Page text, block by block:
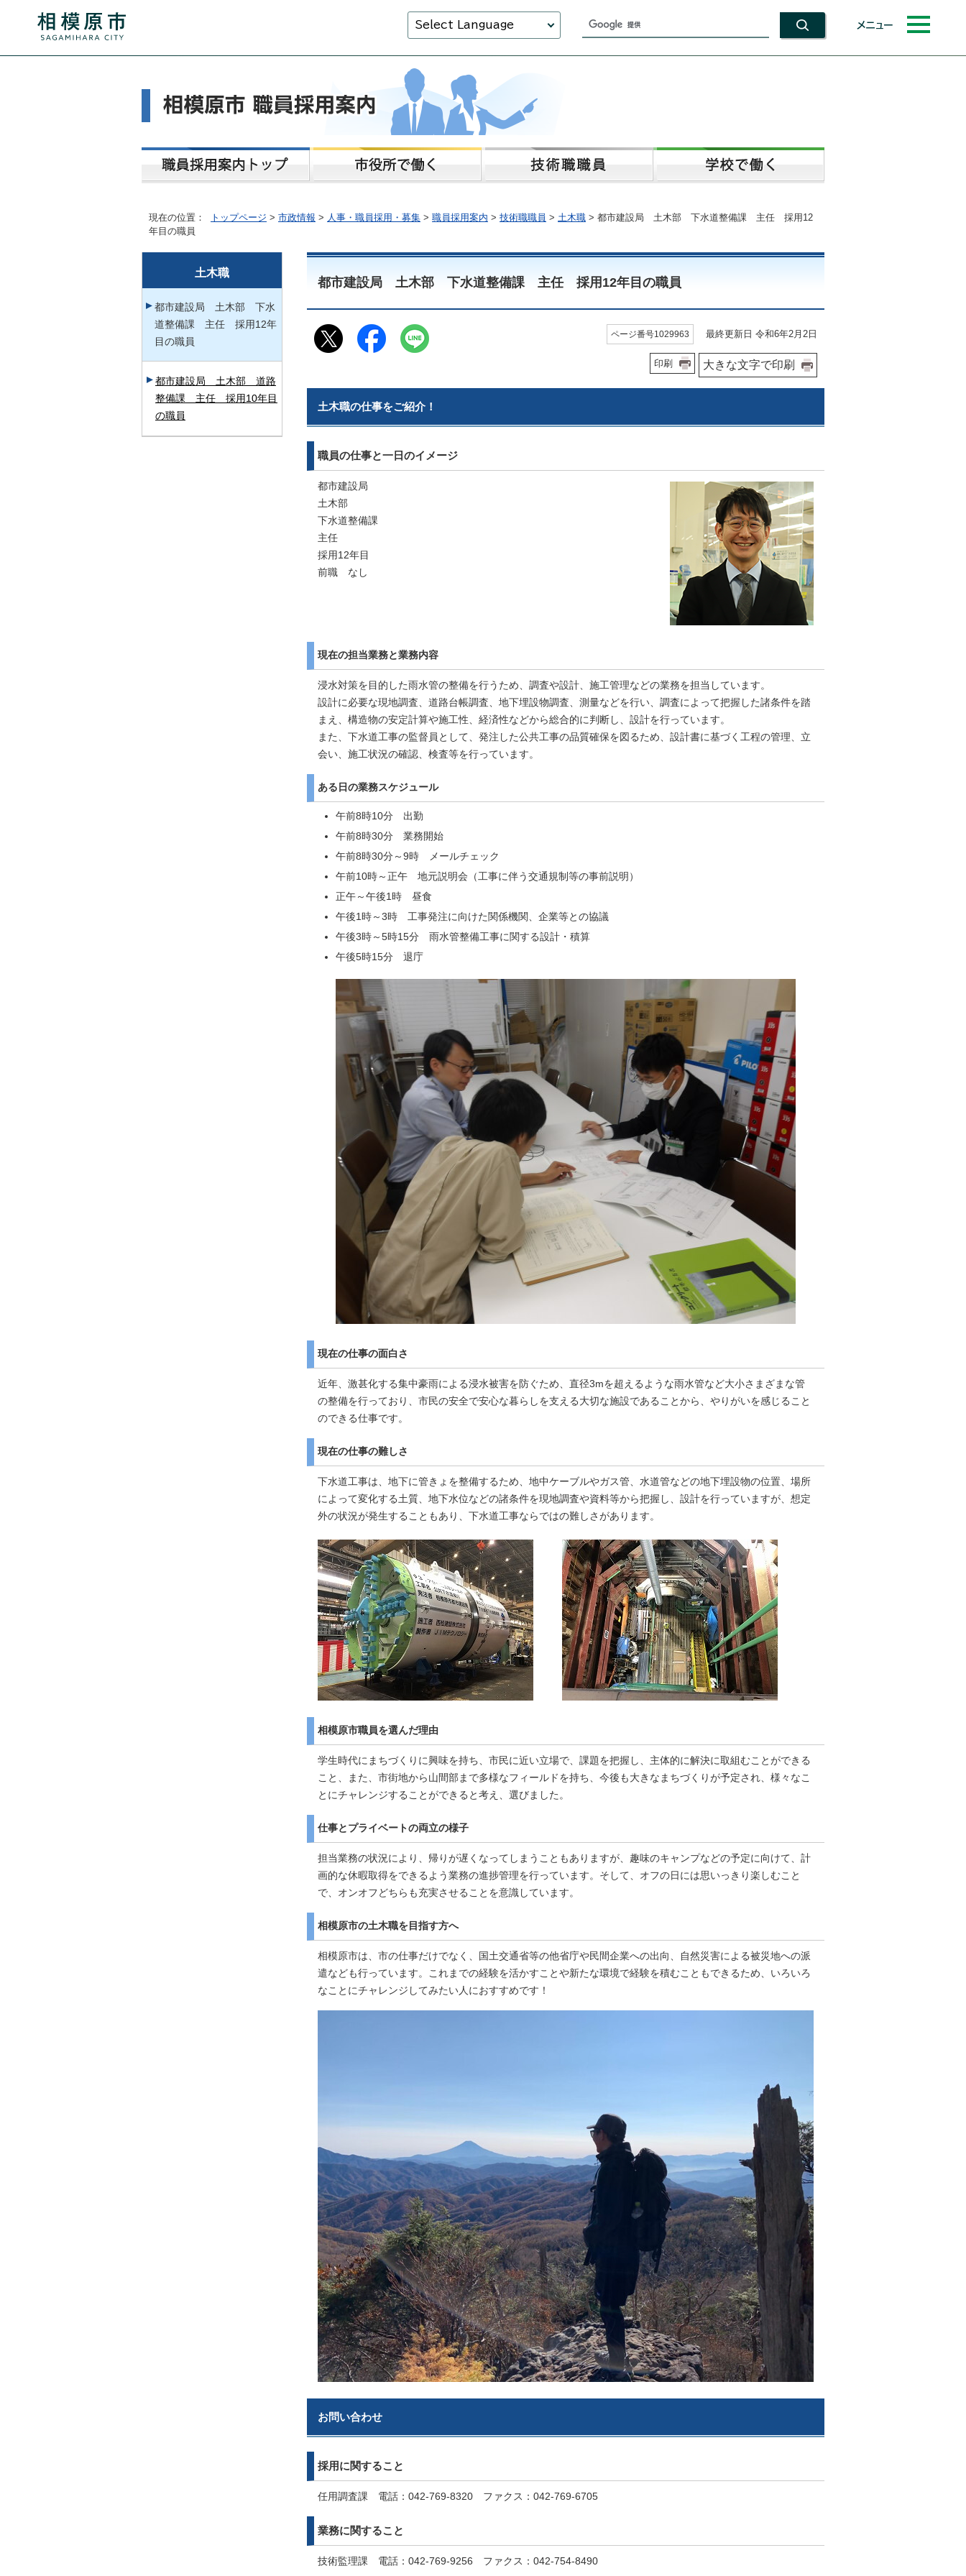
Select Language メニュー
現在の位置： トップページ > 市政情報 > 人事・職員採用・募集 > 職員採用案内 > 技術職職員 > 土木職 > 都市建設局 土木部 下水道整備課 主任 採用12
年目の職員
都市建設局 土木部 下水道整備課 主任 採用12年目の職員
ページ番号1029963 最終更新日 令和6年2月2日
印刷 大きな文字で印刷
土木職の仕事をご紹介！
職員の仕事と一日のイメージ
都市建設局
土木部
下水道整備課
主任
採用12年目
前職 なし
現在の担当業務と業務内容
浸水対策を目的した雨水管の整備を行うため、調査や設計、施工管理などの業務を担当しています。
設計に必要な現地調査、道路台帳調査、地下埋設物調査、測量などを行い、調査によって把握した諸条件を踏
まえ、構造物の安定計算や施工性、経済性などから総合的に判断し、設計を行っています。
また、下水道工事の監督員として、発注した公共工事の品質確保を図るため、設計書に基づく工程の管理、立
会い、施工状況の確認、検査等を行っています。
ある日の業務スケジュール
午前8時10分 出勤
午前8時30分 業務開始
午前8時30分～9時 メールチェック
午前10時～正午 地元説明会（工事に伴う交通規制等の事前説明）
正午～午後1時 昼食
午後1時～3時 工事発注に向けた関係機関、企業等との協議
午後3時～5時15分 雨水管整備工事に関する設計・積算
午後5時15分 退庁
現在の仕事の面白さ
近年、激甚化する集中豪雨による浸水被害を防ぐため、直径3mを超えるような雨水管など大小さまざまな管
の整備を行っており、市民の安全で安心な暮らしを支える大切な施設であることから、やりがいを感じること
のできる仕事です。
現在の仕事の難しさ
下水道工事は、地下に管きょを整備するため、地中ケーブルやガス管、水道管などの地下埋設物の位置、場所
によって変化する土質、地下水位などの諸条件を現地調査や資料等から把握し、設計を行っていますが、想定
外の状況が発生することもあり、下水道工事ならではの難しさがあります。
相模原市職員を選んだ理由
学生時代にまちづくりに興味を持ち、市民に近い立場で、課題を把握し、主体的に解決に取組むことができる
こと、また、市街地から山間部まで多様なフィールドを持ち、今後も大きなまちづくりが予定され、様々なこ
とにチャレンジすることができると考え、選びました。
仕事とプライベートの両立の様子
担当業務の状況により、帰りが遅くなってしまうこともありますが、趣味のキャンプなどの予定に向けて、計
画的な休暇取得をできるよう業務の進捗管理を行っています。そして、オフの日には思いっきり楽しむこと
で、オンオフどちらも充実させることを意識しています。
相模原市の土木職を目指す方へ
相模原市は、市の仕事だけでなく、国土交通省等の他省庁や民間企業への出向、自然災害による被災地への派
遣なども行っています。これまでの経験を活かすことや新たな環境で経験を積むこともできるため、いろいろ
なことにチャレンジしてみたい人におすすめです！
お問い合わせ
採用に関すること
任用調査課 電話：042-769-8320 ファクス：042-769-6705
業務に関すること
技術監理課 電話：042-769-9256 ファクス：042-754-8490
土木職
都市建設局 土木部 下水
道整備課 主任 採用12年
目の職員
都市建設局 土木部 道路
整備課 主任 採用10年目
の職員